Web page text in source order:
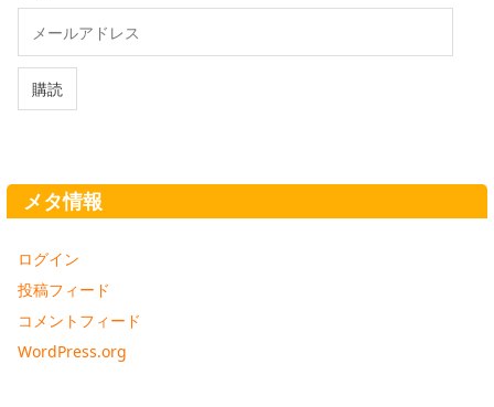
ル
ド
購読
メタ情報
ログイン
投稿フィード
コメントフィード
WordPress.org